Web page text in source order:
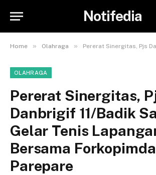
Notifedia
Home » Olahraga » Pererat Sinergitas, Pjs Danbrigif 11/Badik Sakti Gelar
OLAHRAGA
Pererat Sinergitas,
Danbrigif 11/Badik
Gelar Tenis
Bersama Forkopimda
Parepare